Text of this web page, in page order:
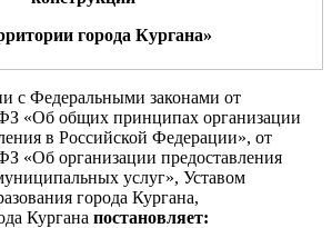
города Кургана»
с Федеральными законами от
«Об общих принципах организации
в Российской Федерации», от
«Об организации предоставления
услуг», Уставом
города Кургана,
Кургана постановляет: